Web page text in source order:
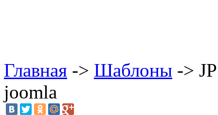
Главная -> Шаблоны ->
joomla